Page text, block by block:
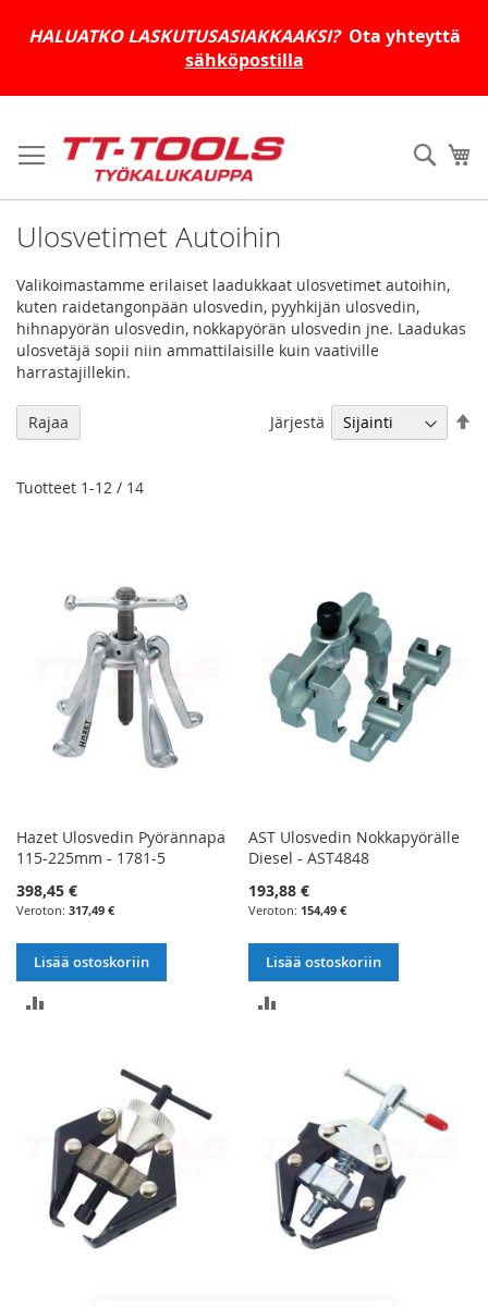
HALUATKO LASKUTUSASIAKKAAKSI?Ota yhteyttä
sähköpostilla
to
Content
Haku
Ulosvetimet Autoihin
Valikoimastamme erilaiset laadukkaat ulosvetimet autoihin,
kuten raidetangonpään ulosvedin, pyyhkijän ulosvedin,
hihnapyörän ulosvedin, nokkapyörän ulosvedin jne. Laadukas
ulosvetäjä sopii niin ammattilaisille kuin vaativille
harrastajillekin.
Tuotteet 1-12 / 14
Järjestä
Hazet Ulosvedin Pyörännapa
115-225mm - 1781-5
398,45 €
317,49 €
Lisää ostoskoriin
AST Ulosvedin Nokkapyörälle
Diesel - AST4848
193,88 €
154,49 €
Lisää ostoskoriin
Rajaa